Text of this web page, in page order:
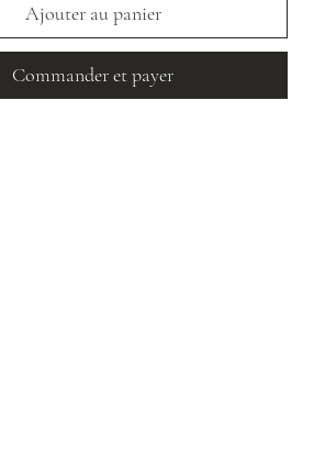
Ajouter au panier
Commander et payer